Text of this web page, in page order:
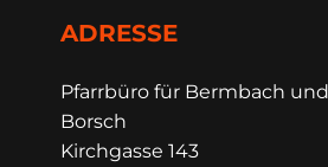
ADRESSE
Pfarrbüro für Bermbach und
Borsch
Kirchgasse 143